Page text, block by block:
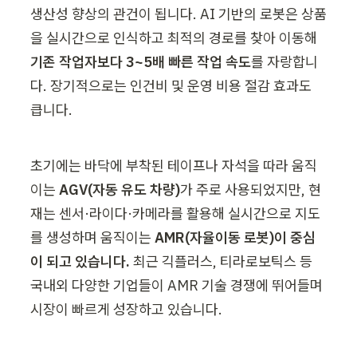
생산성 향상의 관건이 됩니다. AI 기반의 로봇은 상품
을 실시간으로 인식하고 최적의 경로를 찾아 이동해
기존 작업자보다 3~5배 빠른 작업 속도를 자랑합니
다. 장기적으로는 인건비 및 운영 비용 절감 효과도
큽니다.
초기에는 바닥에 부착된 테이프나 자석을 따라 움직
이는 AGV(자동 유도 차량)가 주로 사용되었지만, 현
재는 센서·라이다·카메라를 활용해 실시간으로 지도
를 생성하며 움직이는 AMR(자율이동 로봇)이 중심
이 되고 있습니다. 최근 긱플러스, 티라로보틱스 등
국내외 다양한 기업들이 AMR 기술 경쟁에 뛰어들며
시장이 빠르게 성장하고 있습니다.